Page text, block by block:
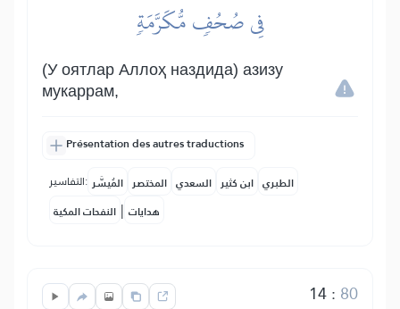
فِي صُحُفٖ مُّكَرَّمَةٖ
(У оятлар Аллоҳ наздида) азизу
мукаррам,
Présentation des autres traductions
التفاسير: المُيسَّر المختصر السعدي ابن كثير الطبري
النفحات المكية | هدايات
14: 80